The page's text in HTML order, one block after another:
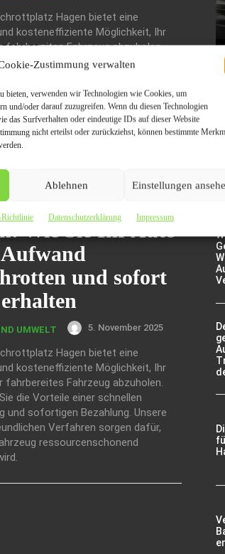
Zustimmung verwalten
bieten, verwenden wir Technologien wie Cookies, um
und/oder darauf zuzugreifen. Wenn du diesen Technologien
das Surfverhalten oder eindeutige IDs auf dieser Website
nicht erteilst oder zurückziehst, können bestimmte
Ablehnen Einstellungen
Datenschutzerklärung Impressum
Hagen bietet eine
kosteneffiziente Möglichkeit, Ihr
fahrbereites Fahrzeug abzuholen.
Sie die Vorteile einer schnellen
Verfahren sorgen dafür,
ressourcenschonend
in
Wie Sie Ihr Auto
und sofort
UMWELT 5. November 2025
Hagen bietet eine
kosteneffiziente Möglichkeit, Ihr
fahrbereites Fahrzeug abzuholen.
die Vorteile einer schnellen
und sofortigen Bezahlung. Unsere
Verfahren sorgen dafür,
ressourcenschonend